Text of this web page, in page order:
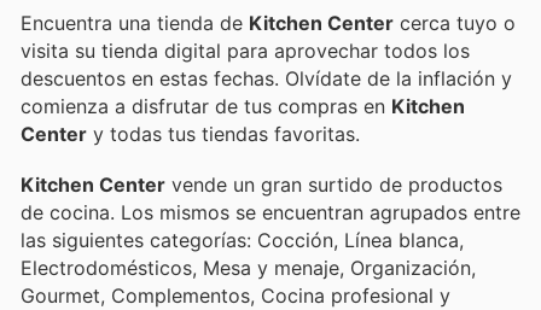
Encuentra una tienda de Kitchen Center cerca tuyo o
visita su tienda digital para aprovechar todos los
descuentos en estas fechas. Olvídate de la inflación y
comienza a disfrutar de tus compras en Kitchen
Center y todas tus tiendas favoritas.
Kitchen Center vende un gran surtido de productos
de cocina. Los mismos se encuentran agrupados entre
las siguientes categorías: Cocción, Línea blanca,
Electrodomésticos, Mesa y menaje, Organización,
Gourmet, Complementos, Cocina profesional y